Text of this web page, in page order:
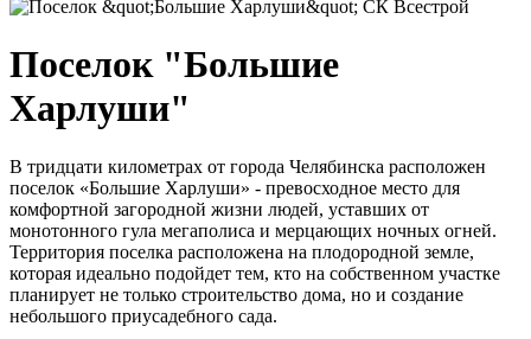
Поселок "Большие
Харлуши"
В тридцати километрах от города Челябинска расположен
поселок «Большие Харлуши» - превосходное место для
комфортной загородной жизни людей, уставших от
монотонного гула мегаполиса и мерцающих ночных огней.
Территория поселка расположена на плодородной земле,
которая идеально подойдет тем, кто на собственном участке
планирует не только строительство дома, но и создание
небольшого приусадебного сада.